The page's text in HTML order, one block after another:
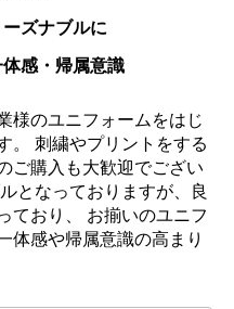
ズナブルに
感・帰属意識
様のユニフォームをはじ
。 刺繍やプリントをする
ご購入も大歓迎でござい
となっておりますが、良
ており、 お揃いのユニフ
体感や帰属意識の高まり